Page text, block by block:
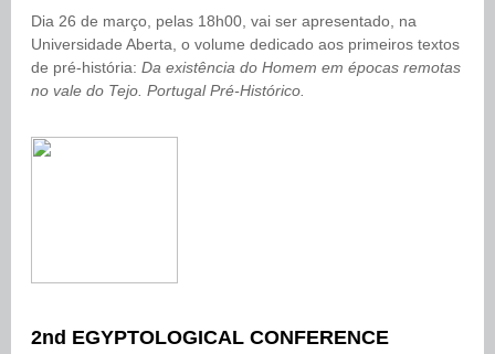
Dia 26 de março, pelas 18h00, vai ser apresentado, na
Universidade Aberta, o volume dedicado aos primeiros textos
de pré-história: Da existência do Homem em épocas remotas
no vale do Tejo. Portugal Pré-Histórico.
2nd EGYPTOLOGICAL CONFERENCE